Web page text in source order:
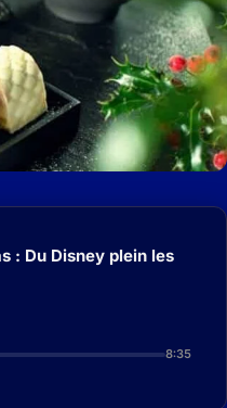
: Du Disney plein les
8:35